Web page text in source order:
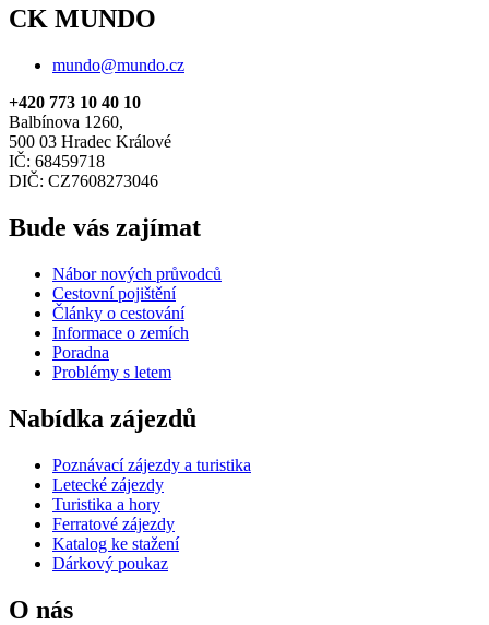
CK MUNDO
mundo@mundo.cz
+420 773 10 40 10
Balbínova 1260,
500 03 Hradec Králové
IČ: 68459718
DIČ: CZ7608273046
Bude vás zajímat
Nábor nových průvodců
Cestovní pojištění
Články o cestování
Informace o zemích
Poradna
Problémy s letem
Nabídka zájezdů
Poznávací zájezdy a turistika
Letecké zájezdy
Turistika a hory
Ferratové zájezdy
Katalog ke stažení
Dárkový poukaz
O nás